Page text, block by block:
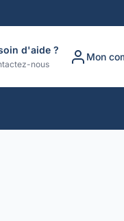
d'aide ?
nous
Mon